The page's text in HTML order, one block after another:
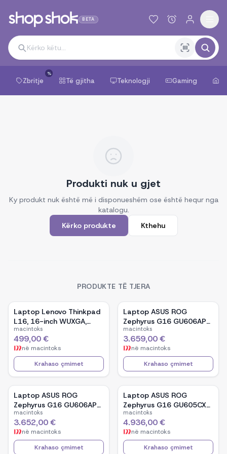
BETA
Zbritje
%
Të gjitha Teknologji Gaming
Produkti nuk u gjet
Ky produkt nuk është më i disponueshëm ose është hequr nga
katalogu.
Kërko produkte
Kthehu
PRODUKTE TË TJERA
Laptop Lenovo Thinkpad
L16, 16-inch WUXGA,
AMD Ryzen 5 Pro-7535U,
16GB Ram DDR5, 512GB
SSD - Black
macintoks
499,00 €
në macintoks
Krahaso çmimet
Laptop ASUS ROG
Zephyrus G16 GU606AP-
TB039W, 16-inch OLED,
Intel Core Ultra 9 386H,
NVIDIA GeForce RTX
5070, 32GB RAM, 1TB
SSD, Windows 11 - White
macintoks
3.659,00 €
në macintoks
Krahaso çmimet
Laptop ASUS ROG
Zephyrus G16 GU606AP-
TB041W, 16-inch OLED,
Intel Core Ultra 9 386H,
NVIDIA GeForce RTX
5070, 32GB RAM, 1TB
macintoks
3.652,00 €
në macintoks
Krahaso çmimet
Laptop ASUS ROG
Zephyrus G16 GU605CX-
QR106W, 16-inch WQXGA
OLED, Intel Core Ultra 9
285H, NVIDIA GeForce
RTX 5090, 32GB RAM,
macintoks
4.936,00 €
në macintoks
Krahaso çmimet